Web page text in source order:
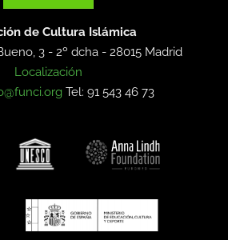
de Cultura Islámica
3 - 2º dcha -28015 Madrid
Localización
Tel: 91 543 46 73